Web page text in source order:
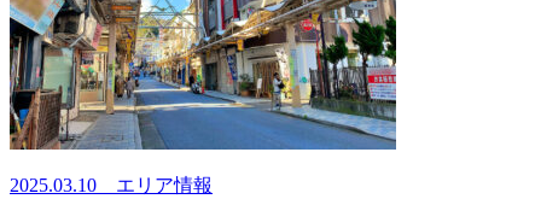
2025.03.10 エリア情報